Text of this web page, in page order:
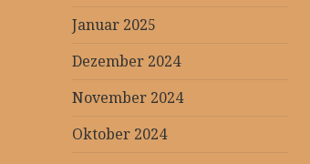
Januar 2025
Dezember 2024
November 2024
Oktober 2024